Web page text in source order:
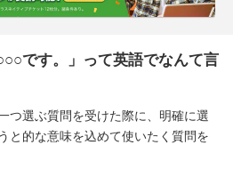
です。」って英語でなんて言
つ選ぶ質問を受けた際に、明確に選
と的な意味を込めて使いたく質問を